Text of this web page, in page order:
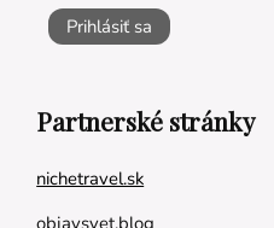
Prihlásiť sa
Partnerské stránky
nichetravel.sk
objavsvet.blog